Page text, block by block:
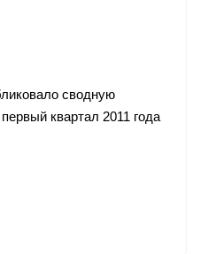
сводную
квартал 2011 года